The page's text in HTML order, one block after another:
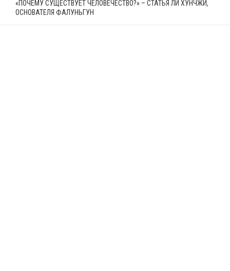
«ПОЧЕМУ СУЩЕСТВУЕТ ЧЕЛОВЕЧЕСТВО?» – СТАТЬЯ ЛИ ХУНЧЖИ,
ОСНОВАТЕЛЯ ФАЛУНЬГУН